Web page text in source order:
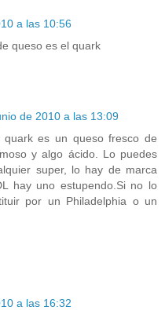
a las 10:56
queso es el quark
de 2010 a las 13:09
quark es un queso fresco de
y algo ácido. Lo puedes
super, lo hay de marca
hay uno estupendo.Si no lo
por un Philadelphia o un
a las 16:32